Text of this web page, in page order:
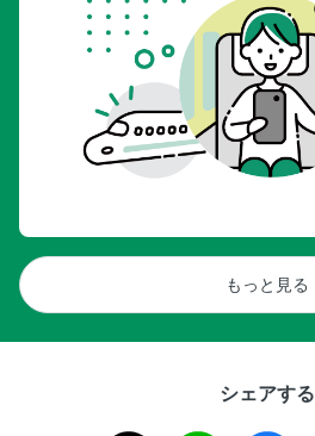
もっと見る
シェアする